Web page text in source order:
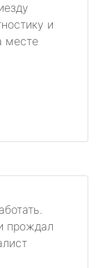
и
месте
прождал